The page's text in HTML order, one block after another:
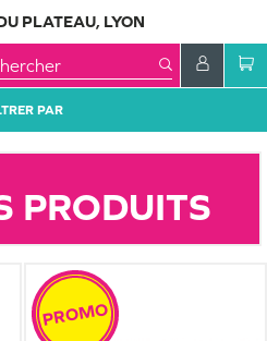
PLATEAU, LYON
PAR
PRODUITS
PROMO